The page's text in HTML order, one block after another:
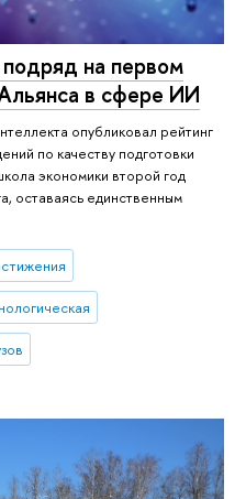
на первом
в сфере ИИ
опубликовал рейтинг
по качеству подготовки
экономики второй год
оставаясь единственным